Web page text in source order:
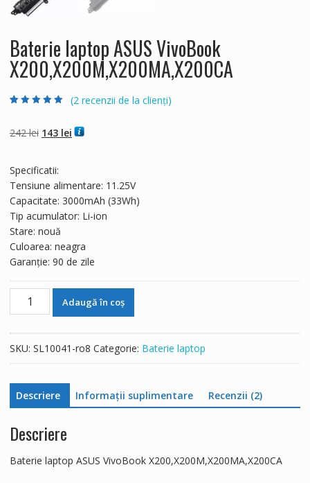
Baterie laptop ASUS VivoBook
X200,X200M,X200MA,X200CA
evaluări de la
clienți
(2 recenzii de la clienți)
242lei Prețul
fost:
242 lei.
143 leiPrețul
Specificatii:
Tensiune alimentare: 11.25V
Capacitate: 3000mAh (33Wh)
Tip acumulator: Li-ion
Stare: nouă
Culoarea: neagra
Garanție: 90 de zile
Cantitate
VivoBook
Adaugă în coș
SKU: SL10041-ro8 Categorie: Baterie laptop
Descriere Informații suplimentare Recenzii (2)
Descriere
Baterie laptop ASUS VivoBook X200,X200M,X200MA,X200CA